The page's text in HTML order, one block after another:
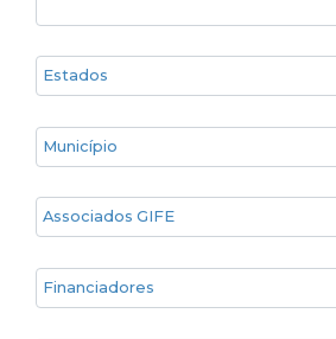
Estado
Cidade
Associados GIFE
Financiadores